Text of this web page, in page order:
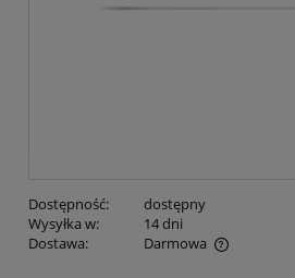
Dostępność:
dostępny
Wysyłka w:
14 dni
Dostawa:
Darmowa
Cena nie zawiera ewentualnych